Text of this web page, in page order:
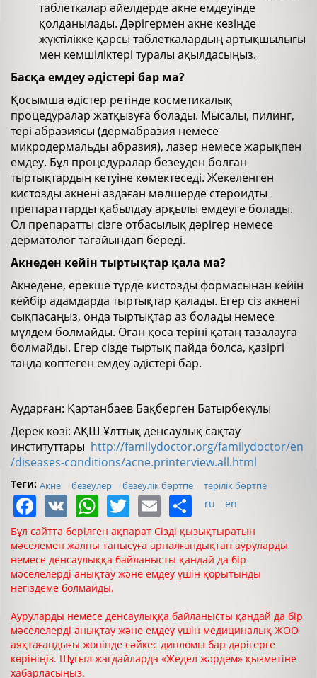
таблеткалар әйелдерде акне емдеуінде
қолданылады. Дәрігермен акне кезінде
жүктілікке қарсы таблеткалардың артықшылығы
мен кемшіліктері туралы ақылдасыңыз.
Басқа емдеу әдістері бар ма?
Қосымша әдістер ретінде косметикалық
процедуралар жатқызуға болады. Мысалы, пилинг,
тері абразиясы (дермабразия немесе
микродермальды абразия), лазер немесе жарықпен
емдеу. Бұл процедуралар безеуден болған
тыртықтардың кетуіне көмектеседі. Жекеленген
кистозды акнені аздаған мөлшерде стероидты
препараттарды қабылдау арқылы емдеуге болады.
Ол препаратты сізге отбасылық дәрігер немесе
дерматолог тағайындап береді.
Акнеден кейін тыртықтар қала ма?
Акнедене, ерекше түрде кистозды формасынан кейін
кейбір адамдарда тыртықтар қалады. Егер сіз акнені
сықпасаңыз, онда тыртықтар аз болады немесе
мүлдем болмайды. Оған қоса теріні қатаң тазалауға
болмайды. Егер сізде тыртық пайда болса, қазіргі
таңда көптеген емдеу әдістері бар.
Аударған: Қартанбаев Бақберген Батырбекұлы
Дерек көзі: АҚШ Ұлттық денсаулық сақтау
институттары http://familydoctor.org/familydoctor/en
/diseases-conditions/acne.printerview.all.html
Теги: Акне безеулер безеулік бөртпе терілік бөртпе
Facebook
VK WhatsApp
TwitterEmailShare
ru en
Бұл сайтта берілген ақпарат Сізді қызықтыратын
мәселемен жалпы танысуға арналғандықтан ауруларды
немесе денсаулыққа байланысты қандай да бір
мәселелерді анықтау және емдеу үшін қорытынды
негіздеме болмайды.
Ауруларды немесе денсаулыққа байланысты қандай да бір
мәселелерді анықтау және емдеу үшін медициналық ЖОО
аяқтағандығы жөнінде сәйкес дипломы бар дәрігерге
көрініңіз. Шұғыл жағдайларда «Жедел жәрдем» қызметіне
хабарласыңыз.